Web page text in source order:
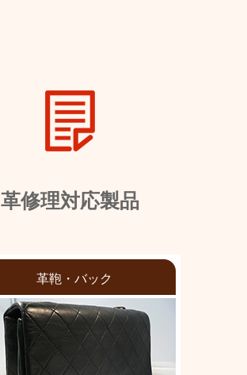
革修理対応製品
革鞄・バック